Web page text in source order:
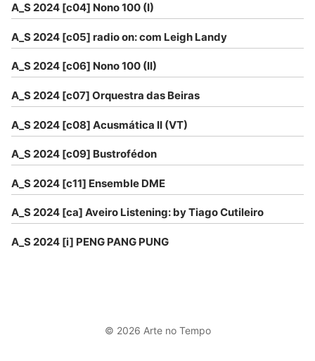
A_S 2024 [c04] Nono 100 (I)
A_S 2024 [c05] radio on: com Leigh Landy
A_S 2024 [c06] Nono 100 (II)
A_S 2024 [c07] Orquestra das Beiras
A_S 2024 [c08] Acusmática II (VT)
A_S 2024 [c09] Bustrofédon
A_S 2024 [c11] Ensemble DME
A_S 2024 [ca] Aveiro Listening: by Tiago Cutileiro
A_S 2024 [i] PENG PANG PUNG
© 2026 Arte no Tempo